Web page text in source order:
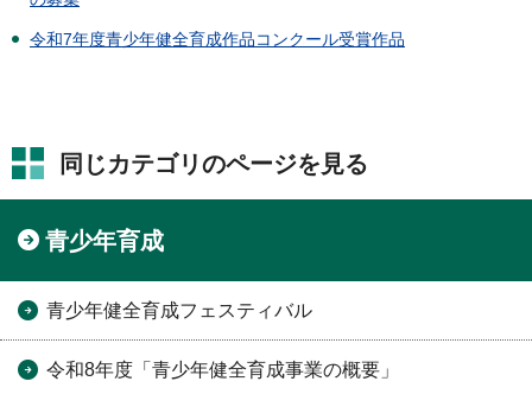
令和7年度青少年健全育成作品コンクール受賞作品
同じカテゴリのページを見る
青少年育成
青少年健全育成フェスティバル
令和8年度「青少年健全育成事業の概要」